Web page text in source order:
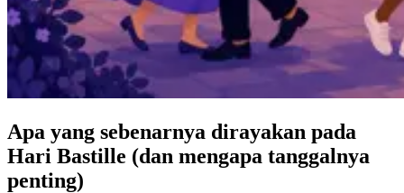
Apa yang sebenarnya dirayakan pada
Hari Bastille (dan mengapa tanggalnya
penting)